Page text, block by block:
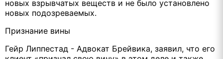
новых взрывчатых веществ и не было установлено
новых подозреваемых.
Признание вины
Гейр Липпестад - Адвокат Брейвика, заявил, что его